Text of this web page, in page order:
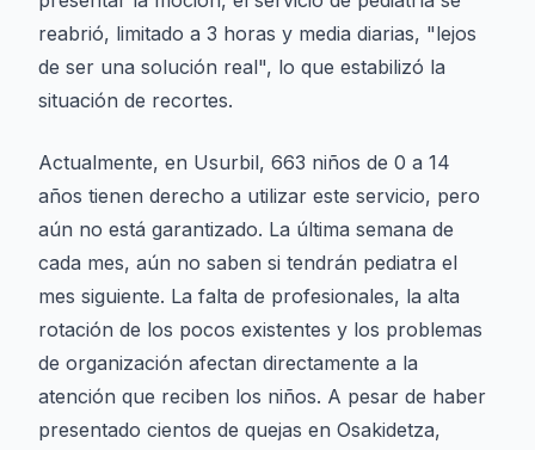
reabrió, limitado a 3 horas y media diarias, "lejos
de ser una solución real", lo que estabilizó la
situación de recortes.
Actualmente, en Usurbil, 663 niños de 0 a 14
años tienen derecho a utilizar este servicio, pero
aún no está garantizado. La última semana de
cada mes, aún no saben si tendrán pediatra el
mes siguiente. La falta de profesionales, la alta
rotación de los pocos existentes y los problemas
de organización afectan directamente a la
atención que reciben los niños. A pesar de haber
presentado cientos de quejas en Osakidetza,